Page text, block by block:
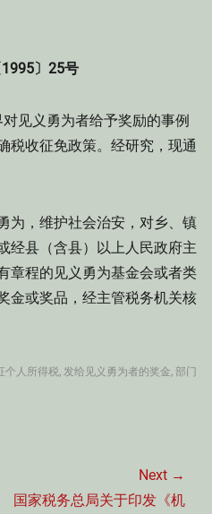
〕25号
见义勇为者给予奖励的事例
税收征免政策。经研究，现通
为，维护社会治安，对乡、镇
经县（含县）以上人民政府主
章程的见义勇为基金会或者类
金或奖品，经主管税务机关核
个人所得税, 发给见义勇为者的奖金, 部门
Next →
Next
国家税务总局关于印发《机